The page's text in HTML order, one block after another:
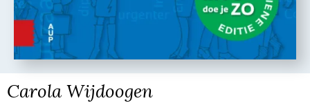
Carola Wijdoogen